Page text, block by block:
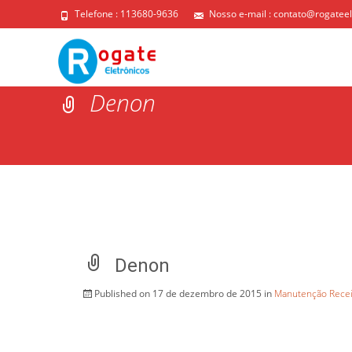
Telefone : 113680-9636 Nosso e-mail :
Denon
Denon
Published on 17 de dezembro de 2015 in Manutenção